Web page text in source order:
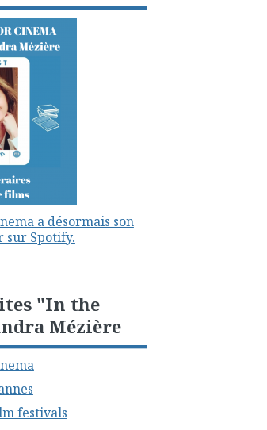
a désormais son
sur Spotify.
"In the
Mézière
festivals